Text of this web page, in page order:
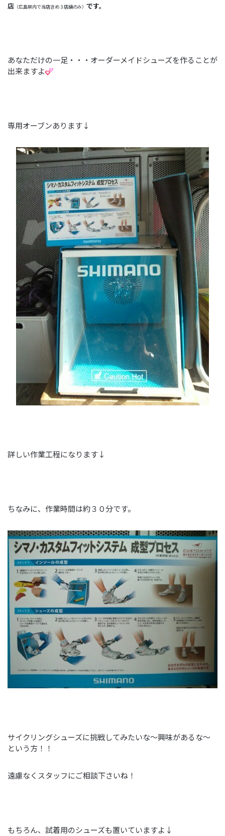
店 （広島県内で当店含め３店舗のみ） です。
あなただけの一足・・・オーダーメイドシューズを作ることが
出来ますよ
専用オーブンあります↓
詳しい作業工程になります↓
ちなみに、作業時間は約３０分です。
サイクリングシューズに挑戦してみたいな～興味があるな～
という方！！
遠慮なくスタッフにご相談下さいね！
もちろん、試着用のシューズも置いていますよ↓